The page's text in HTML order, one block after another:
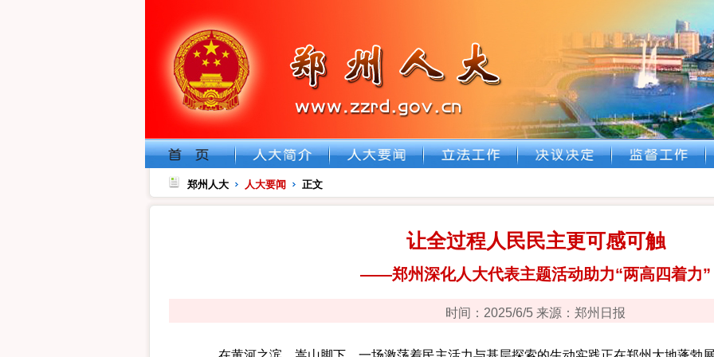
郑州人大 人大要闻 正文
让全过程人民民主更可感可触
——郑州深化人大代表主题活动助力“两高四着力”
时间：2025/6/5 来源：郑州日报